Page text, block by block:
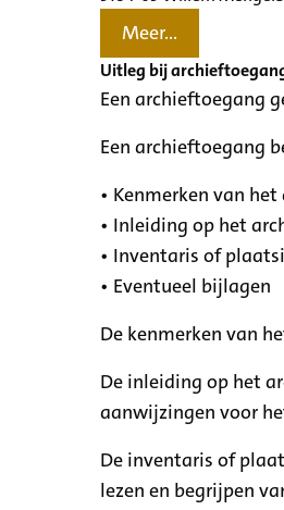
Meer...
Uitleg bij
Een archieftoegang
Een archieftoegang
• Kenmerken van
• Inleiding op het
• Inventaris of
• Eventueel bijlagen
De kenmerken van
De inleiding op het
aanwijzingen voor
De inventaris of
lezen en begrijpen